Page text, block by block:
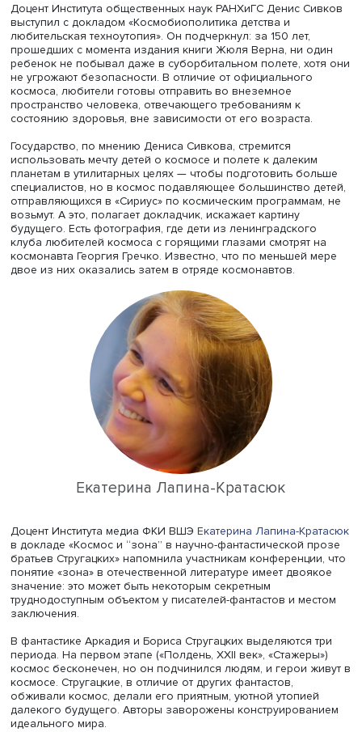
от Сталина, которого 10% респондентов назвали
отрицательным героем, Гагарин не имеет негативного
Опросы, проводимые накануне Дня космонавтики,
демонстрируют такую логическую цепочку: Гагарин —
личность, дающая повод для гордости и восхищения в
истории России. Возникает вопрос, хорошо ли люди
историю: опрос ВЦИОМ накануне 60-летия первого
космонавта знают 97% россиян, а дату полета верно
69%.
Такие результаты, полагает Ирина Душакова, дают
пространство для развития образа Юрия Гагарина как
положительного героя, представителя России в
века, создания ее позитивного образа в прошлом.
Доцент Института общественных наук РАНХиГС Денис
выступил с докладом «Космобиополитика детства и
любительская техноутопия». Он подчеркнул: за 150 лет,
прошедших с момента издания книги Жюля Верна, ни
ребенок не побывал даже в суборбитальном полете,
не угрожают безопасности. В отличие от официального
космоса, любители готовы отправить во внеземное
пространство человека, отвечающего требованиям к
состоянию здоровья, вне зависимости от его возраста.
Государство, по мнению Дениса Сивкова, стремится
использовать мечту детей о космосе и полете к
планетам в утилитарных целях — чтобы подготовить
специалистов, но в космос подавляющее большинство
отправляющихся в «Сириус» по космическим
будущего. Есть фотография, где дети из
клуба любителей космоса с горящими глазами смотрят
космонавта Георгия Гречко. Известно, что по меньшей
двое из них оказались затем в отряде космонавтов.